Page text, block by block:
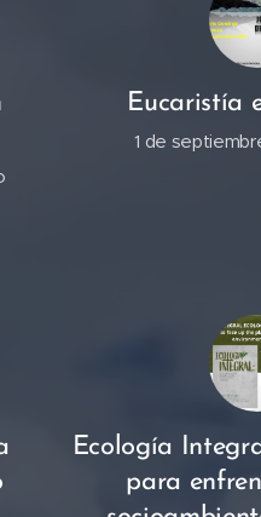
Eucaristía
1 de
Ecología
para